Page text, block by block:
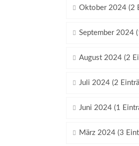
Oktober 2024 (2
September 2024
August 2024 (2
Juli 2024 (2
Juni 2024 (1
März 2024 (3